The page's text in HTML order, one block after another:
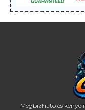
Megbízható és